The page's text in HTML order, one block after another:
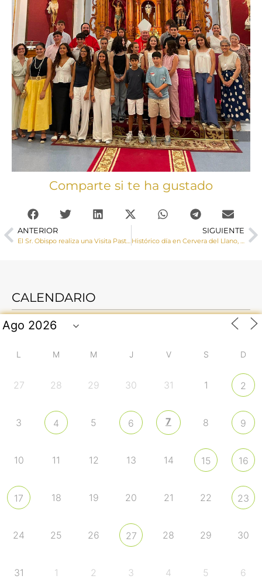
Comparte si te ha gustado
ANTERIOR SIGUIENTE
CALENDARIO
L M M J V S D
27 28 29 30 31 1 2
3 4 5 6 7 8 9
10 11 12 13 14 15 16
17 18 19 20 21 22 23
24 25 26 27 28 29 30
31 1 2 3 4 5 6